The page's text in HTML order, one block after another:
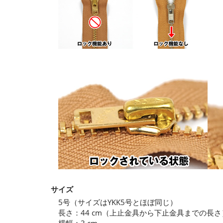
サイズ
5号（サイズはYKK5号とほぼ同じ）
長さ：44 cm（上止金具から下止金具までの長